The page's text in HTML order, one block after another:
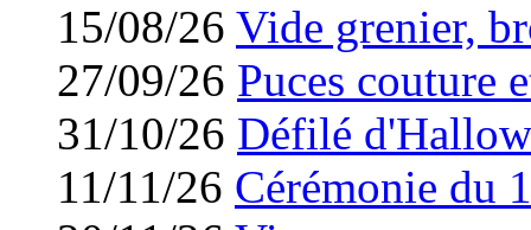
15/08/26 Vide grenier,
27/09/26 Puces couture
31/10/26 Défilé
11/11/26 Cérémonie du